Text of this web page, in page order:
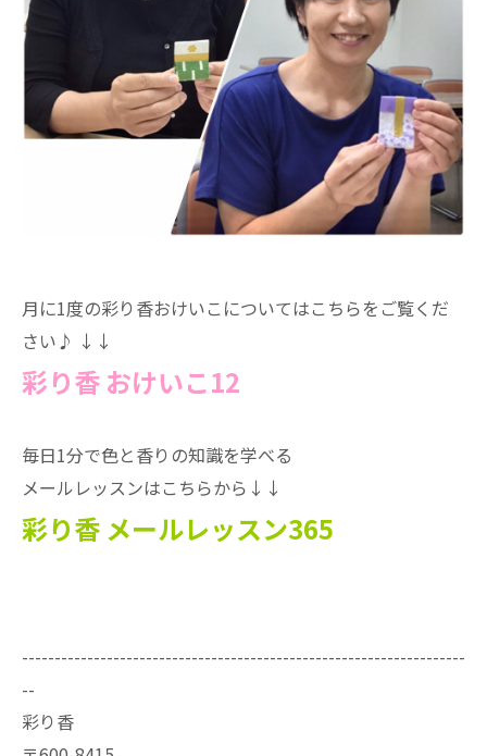
月に1度の彩り香おけいこについてはこちらをご覧くだ
さい♪ ↓↓
彩り香 おけいこ12
毎日1分で色と香りの知識を学べる
メールレッスンはこちらから↓↓
彩り香 メールレッスン365
--------------------------------------------------------------------
--
彩り香